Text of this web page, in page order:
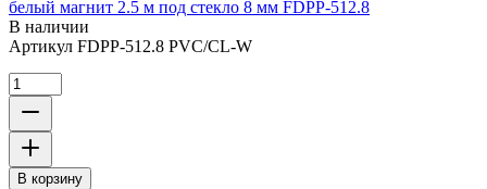
белый магнит 2.5 м под стекло 8 мм FDPP-512.8
В наличии
Артикул FDPP-512.8 PVC/CL-W
В корзину